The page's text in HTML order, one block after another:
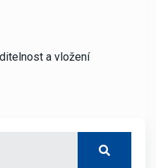
a vložení